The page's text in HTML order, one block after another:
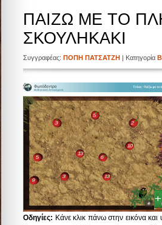
ΠΑΙΖΩ ΜΕ ΤΟ
ΣΚΟΥΛΗΚΑΚΙ
Συγγραφέας: ΠΟΠΗ ΠΑΤΣΑΤΖΗ | Κατηγορία
Οδηγίες: Κάνε κλικ πάνω στην εικόνα